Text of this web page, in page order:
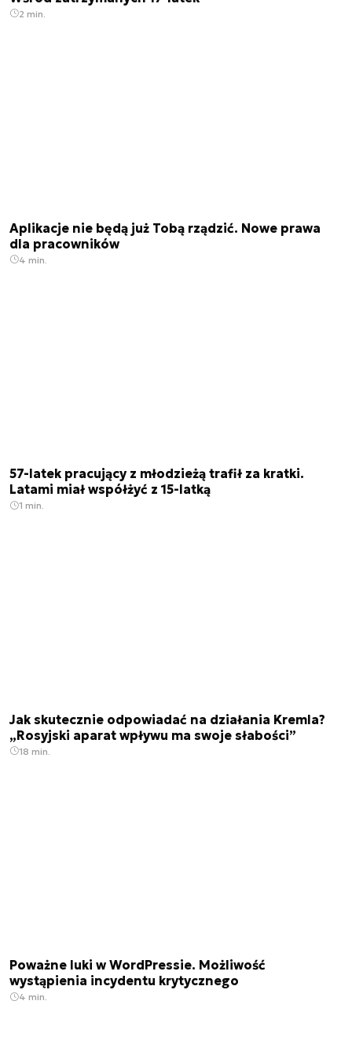
2 min.
Aplikacje nie będą już Tobą rządzić. Nowe prawa
dla pracowników
4 min.
57-latek pracujący z młodzieżą trafił za kratki.
Latami miał współżyć z 15-latką
1 min.
Jak skutecznie odpowiadać na działania Kremla?
„Rosyjski aparat wpływu ma swoje słabości”
18 min.
Poważne luki w WordPressie. Możliwość
wystąpienia incydentu krytycznego
4 min.